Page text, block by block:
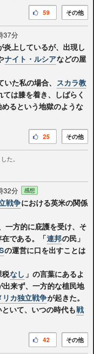
その他
59
37分
炎上しているが、出現し
ナイト・ルシアなどの屋
た私の場合、 スカラ教
は膝を着き、しばらく
るという地獄のような
その他
25
た。
32分 感想
戦争における英米の関係
一方的に庇護を受け、そ
である。「連邦の民」
の運営に口を出すことは
税なし 」の言葉にあるよ
出来ず、一方的な植民地
リカ独立戦争が起きた。
いて、いつの時代も戦
その他
42